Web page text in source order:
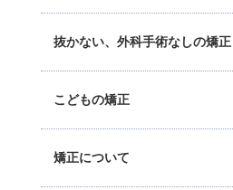
抜かない、外科手術なしの矯正
こどもの矯正
矯正について